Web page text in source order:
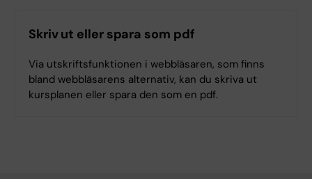
Skriv ut eller spara som pdf
Via utskriftsfunktionen i webbläsaren, som finns
bland webbläsarens alternativ, kan du skriva ut
kursplanen eller spara den som en pdf.